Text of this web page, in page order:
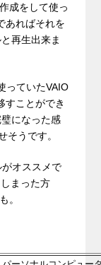
成をして使っ
あればそれを
再生出来ま
っていたVAIO
すことができ
になった感
そうです。
オススメで
まった方
。